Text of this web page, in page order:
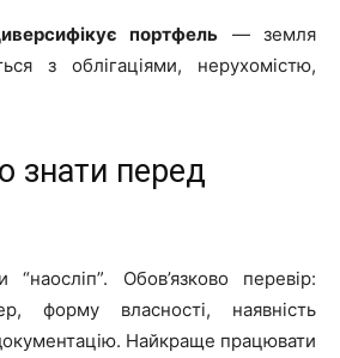
портфель — земля
з облігаціями, нерухомістю,
знати перед
Обов’язково перевір:
форму власності, наявність
Найкраще працювати